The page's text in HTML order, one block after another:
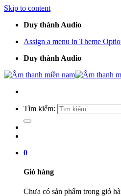
Skip to content
Duy thành Audio
Assign a menu in Theme
Duy thành Audio
Tìm kiếm:
0
Giỏ hàng
Chưa có sản phẩm trong giỏ